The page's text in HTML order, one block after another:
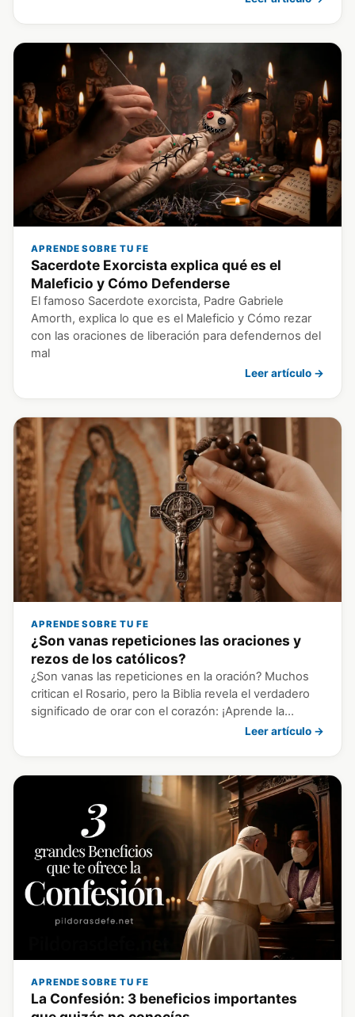
APRENDE SOBRE TU FE
Sacerdote Exorcista explica qué es el
Maleficio y Cómo Defenderse
El famoso Sacerdote exorcista, Padre Gabriele
Amorth, explica lo que es el Maleficio y Cómo rezar
con las oraciones de liberación para defendernos del
mal
Leer artículo →
APRENDE SOBRE TU FE
¿Son vanas repeticiones las oraciones y
rezos de los católicos?
¿Son vanas las repeticiones en la oración? Muchos
critican el Rosario, pero la Biblia revela el verdadero
significado de orar con el corazón: ¡Aprende la…
Leer artículo →
APRENDE SOBRE TU FE
La Confesión: 3 beneficios importantes